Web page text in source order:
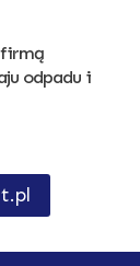
firmą
odpadu i